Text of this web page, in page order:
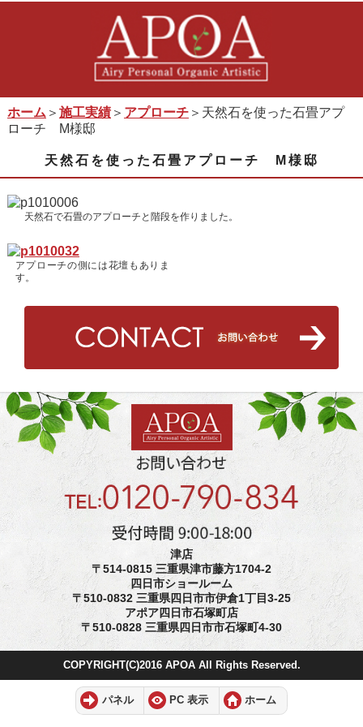
ホーム ＞ 施工実績＞ アプローチ＞天然石を使った石畳アプ
ローチ M様邸
天然石を使った石畳アプローチ M様邸
天然石で石畳のアプローチと階段を作りました。
アプローチの側には花壇もありま
す。
津店
〒514-0815 三重県津市藤方1704-2
四日市ショールーム
〒510-0832 三重県四日市市伊倉1丁目3-25
アポア四日市石塚町店
〒510-0828 三重県四日市市石塚町4-30
COPYRIGHT(C)2016 APOA All Rights Reserved.
パネル PC 表示 ホーム